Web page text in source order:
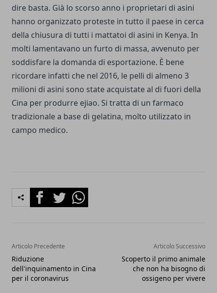
dire basta. Già lo scorso anno i proprietari di asini
hanno organizzato proteste in tutto il paese in cerca
della chiusura di tutti i mattatoi di asini in Kenya. In
molti lamentavano un furto di massa, avvenuto per
soddisfare la domanda di esportazione. È bene
ricordare infatti che nel 2016, le pelli di almeno 3
milioni di asini sono state acquistate al di fuori della
Cina per produrre ejiao. Si tratta di un farmaco
tradizionale a base di gelatina, molto utilizzato in
campo medico.
FacebookTwitterWhatsapp
Articolo Precedente
Riduzione
dell'inquinamento in Cina
per il coronavirus
Articolo Successivo
Scoperto il primo animale
che non ha bisogno di
ossigeno per vivere